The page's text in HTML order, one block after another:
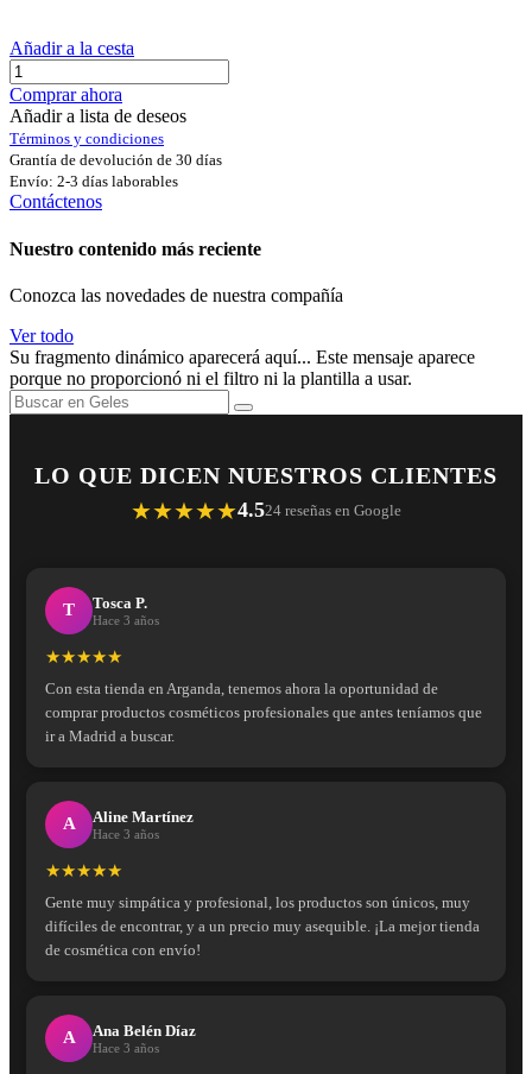
Añadir a la cesta
Comprar ahora
Añadir a lista de deseos
Términos y condiciones
Grantía de devolución de 30 días
Envío: 2-3 días laborables
Contáctenos
Nuestro contenido más reciente
Conozca las novedades de nuestra compañía
Ver todo
Su fragmento dinámico aparecerá aquí... Este mensaje aparece
porque no proporcionó ni el filtro ni la plantilla a usar.
LO QUE DICEN NUESTROS CLIENTES
★★★★★4.524 reseñas en Google
T Tosca P.
Hace 3 años
★★★★★
Con esta tienda en Arganda, tenemos ahora la oportunidad de
comprar productos cosméticos profesionales que antes teníamos que
ir a Madrid a buscar.
A Aline Martínez
Hace 3 años
★★★★★
Gente muy simpática y profesional, los productos son únicos, muy
difíciles de encontrar, y a un precio muy asequible. ¡La mejor tienda
de cosmética con envío!
A Ana Belén Díaz
Hace 3 años